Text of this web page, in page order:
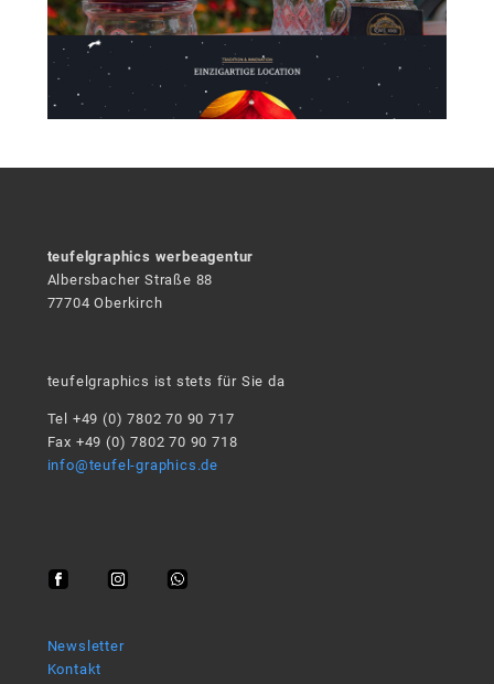
teufelgraphics werbeagentur
Albersbacher Straße 88
77704 Oberkirch
teufelgraphics ist stets für Sie da
Tel +49 (0) 7802 70 90 717
Fax +49 (0) 7802 70 90 718
info@teufel-graphics.de
Newsletter
Kontakt